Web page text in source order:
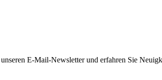
E-Mail-Newsletter und erfahren Sie